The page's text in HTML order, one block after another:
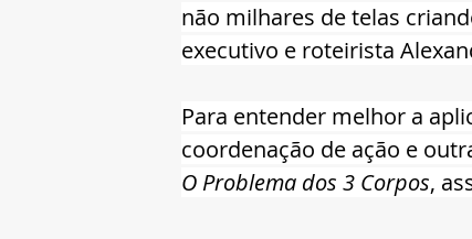
não milhares de telas
executivo e roteirista
Para entender melhor a
coordenação de ação e
O Problema dos 3 Corpos,